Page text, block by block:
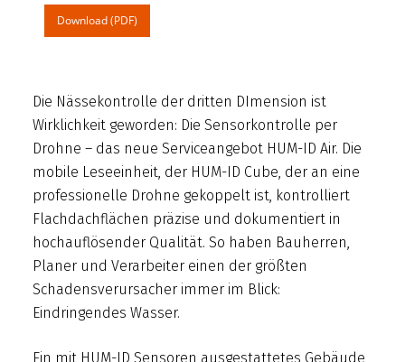
Download (PDF)
Die Nässekontrolle der dritten DImension ist
Wirklichkeit geworden: Die Sensorkontrolle per
Drohne – das neue Serviceangebot HUM-ID Air. Die
mobile Leseeinheit, der HUM-ID Cube, der an eine
professionelle Drohne gekoppelt ist, kontrolliert
Flachdachflächen präzise und dokumentiert in
hochauflösender Qualität. So haben Bauherren,
Planer und Verarbeiter einen der größten
Schadensverursacher immer im Blick:
Eindringendes Wasser.
Ein mit HUM-ID Sensoren ausgestattetes Gebäude